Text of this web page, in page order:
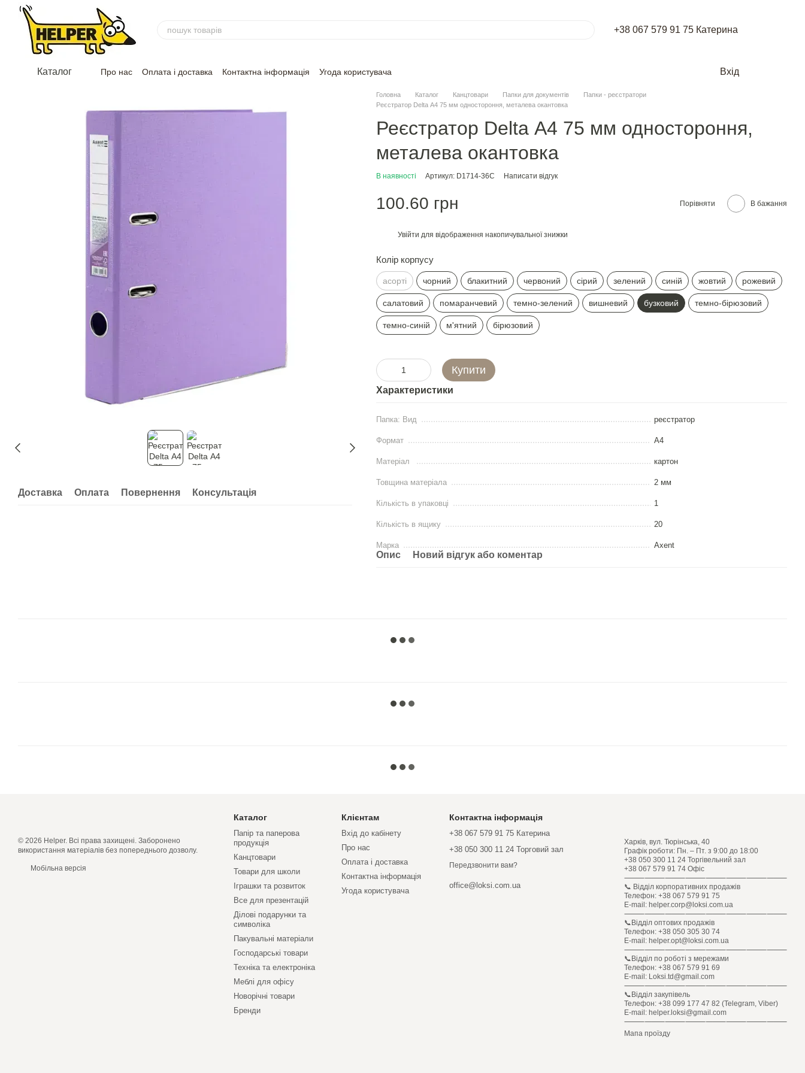
Перейти до основного контенту
+38 067 579 91 75 Катерина
Каталог Про нас Оплата і доставка Контактна інформація Угода користувача Вхід
Доставка Оплата Повернення Консультація
Головна Каталог Канцтовари Папки для документів
Папки - реєстратори
Реєстратор Delta А4 75 мм одностороння, металева окантовка
Реєстратор Delta А4 75 мм одностороння,
металева окантовка
В наявності Артикул: D1714-36C Написати відгук
100.60 грн Порівняти В бажання
Увійти для відображення накопичувальної знижки
Колір корпусу
асорті чорний блакитний червоний сірий зелений синій жовтий рожевий
салатовий помаранчевий темно-зелений вишневий бузковий темно-бiрюзовий
темно-синій м'ятний бірюзовий
Купити
Характеристики
Папка: Вид реєстратор
Формат А4
Матеріал картон
Товщина матеріала 2 мм
Кількість в упаковці 1
Кількість в ящику 20
Марка Axent
Опис Новий відгук або коментар
© 2026 Helper. Всі права захищені. Заборонено
використання матеріалів без попереднього дозволу.
Мобільна версія
Каталог
Папір та паперова
продукція
Канцтовари
Товари для школи
Іграшки та розвиток
Все для презентацій
Ділові подарунки та
символіка
Пакувальні матеріали
Господарські товари
Техніка та електроніка
Меблі для офісу
Новорічні товари
Бренди
Клієнтам
Вхід до кабінету
Про нас
Оплата і доставка
Контактна інформація
Угода користувача
Контактна інформація
+38 067 579 91 75 Катерина
+38 050 300 11 24 Торговий зал
Передзвонити вам?
office@loksi.com.ua
Харків, вул. Тюрінська, 40
Графік роботи: Пн. – Пт. з 9:00 до 18:00
+38 050 300 11 24 Торгівельний зал
+38 067 579 91 74 Офіс
⸻⸻⸻⸻⸻⸻⸻⸻
📞 Відділ корпоративних продажів
Телефон: +38 067 579 91 75
E-mail: helper.corp@loksi.com.ua
⸻⸻⸻⸻⸻⸻⸻⸻
📞Відділ оптових продажів
Телефон: +38 050 305 30 74
E-mail: helper.opt@loksi.com.ua
⸻⸻⸻⸻⸻⸻⸻⸻
📞Відділ по роботі з мережами
Телефон: +38 067 579 91 69
E-mail: Loksi.td@gmail.com
⸻⸻⸻⸻⸻⸻⸻⸻
📞Відділ закупівель
Телефон: +38 099 177 47 82 (Telegram, Viber)
E-mail: helper.loksi@gmail.com
⸻⸻⸻⸻⸻⸻⸻⸻
Мапа проїзду